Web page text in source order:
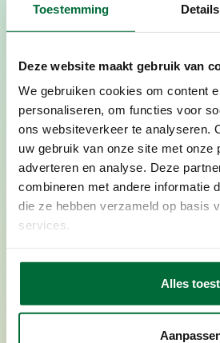
Toestemming Details
Deze website maakt gebruik van
We gebruiken cookies om content
personaliseren, om functies voor
ons websiteverkeer te analyseren.
uw gebruik van onze site met onze
adverteren en analyse. Deze
combineren met andere informatie
die ze hebben verzameld op basis
services.
Alles
duurzame toekomst
bedrijfsperceel
bedrijfsperceel om nieuwe
te trekken die gebruik
de hernieuwbare warmte
die Biostoom Oostende